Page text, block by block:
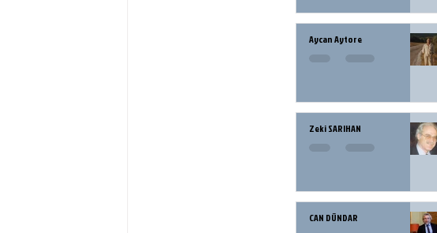
Aycan Aytore
Zeki SARIHAN
CAN DÜNDAR